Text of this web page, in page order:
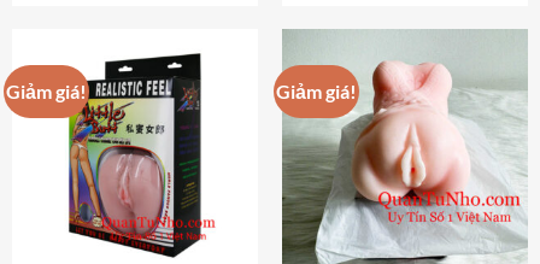
Giảm giá! Giảm giá!